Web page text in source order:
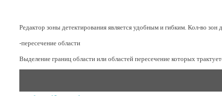
Редактор зоны детектирования является удобным и гибким. Кол-во зон
-пересечение области
Выделение границ области или областей пересечение которых